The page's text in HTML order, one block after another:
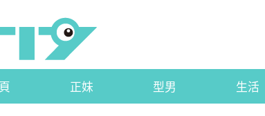
正妹 型男 生活